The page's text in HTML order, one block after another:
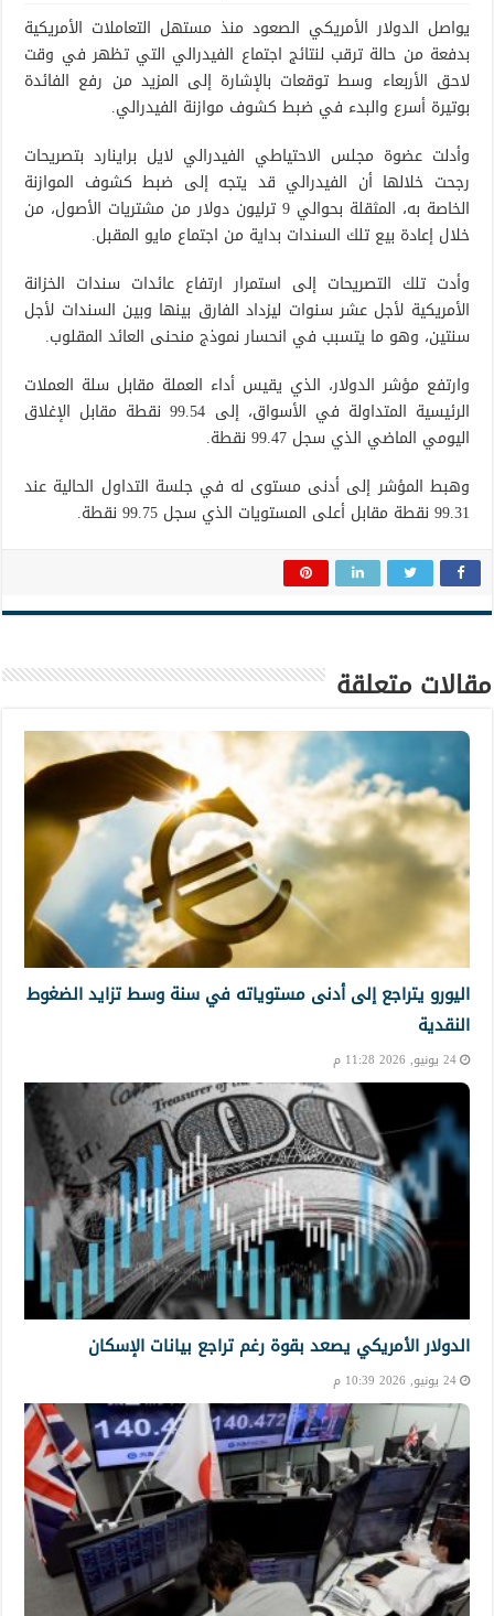
يواصل الدولار الأمريكي الصعود منذ مستهل التعاملات الأمريكية
بدفعة من حالة ترقب لنتائج اجتماع الفيدرالي التي تظهر في وقت
لاحق الأربعاء وسط توقعات بالإشارة إلى المزيد من رفع الفائدة
بوتيرة أسرع والبدء في ضبط كشوف موازنة الفيدرالي.
وأدلت عضوة مجلس الاحتياطي الفيدرالي لايل براينارد بتصريحات
رجحت خلالها أن الفيدرالي قد يتجه إلى ضبط كشوف الموازنة
الخاصة به، المثقلة بحوالي 9 ترليون دولار من مشتريات الأصول، من
خلال إعادة بيع تلك السندات بداية من اجتماع مايو المقبل.
وأدت تلك التصريحات إلى استمرار ارتفاع عائدات سندات الخزانة
الأمريكية لأجل عشر سنوات ليزداد الفارق بينها وبين السندات لأجل
سنتين، وهو ما يتسبب في انحسار نموذج منحنى العائد المقلوب.
وارتفع مؤشر الدولار، الذي يقيس أداء العملة مقابل سلة العملات
الرئيسية المتداولة في الأسواق، إلى 99.54 نقطة مقابل الإغلاق
اليومي الماضي الذي سجل 99.47 نقطة.
وهبط المؤشر إلى أدنى مستوى له في جلسة التداول الحالية عند
99.31 نقطة مقابل أعلى المستويات الذي سجل 99.75 نقطة.
مقالات متعلقة
اليورو يتراجع إلى أدنى مستوياته في سنة وسط تزايد الضغوط
النقدية
24 يونيو, 2026 11:28 م
الدولار الأمريكي يصعد بقوة رغم تراجع بيانات الإسكان
24 يونيو, 2026 10:39 م